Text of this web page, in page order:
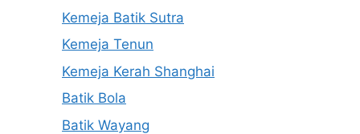
Kemeja Batik Sutra
Kemeja Tenun
Kemeja Kerah Shanghai
Batik Bola
Batik Wayang